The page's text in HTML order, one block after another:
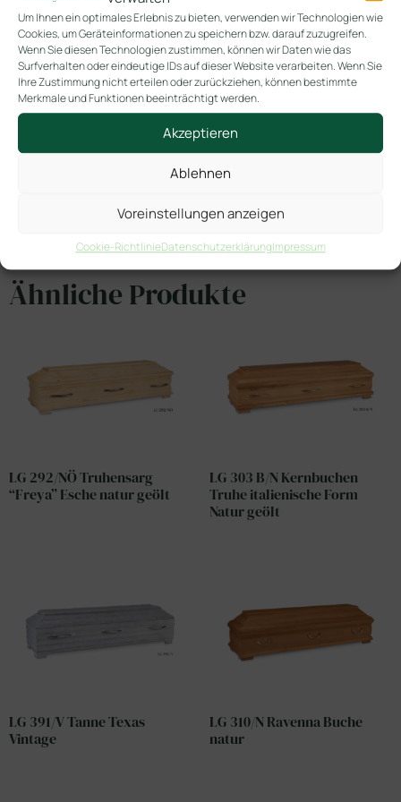
Um Ihnen ein optimales Erlebnis zu bieten, verwenden wir Technologien wie
Cookies, um Geräteinformationen zu speichern bzw. darauf zuzugreifen.
Wenn Sie diesen Technologien zustimmen, können wir Daten wie das
Surfverhalten oder eindeutige IDs auf dieser Website verarbeiten. Wenn Sie
Ihre Zustimmung nicht erteilen oder zurückziehen, können bestimmte
Merkmale und Funktionen beeinträchtigt werden.
Akzeptieren
Ablehnen
Voreinstellungen anzeigen
Cookie-RichtlinieDatenschutzerklärungImpressum
ES 65/N Eschentruhensarg
hier Griffe 770 Edelstahl
SKU
ES 65-N
Kategorien
Andere Hölzer,Esche
In den Warenkorb
Ähnliche Produkte
LG 292/NÖ Truhensarg
“Freya” Esche natur geölt
LG 303 B/N Kernbuchen
Truhe italienische Form
Natur geölt
LG 391/V Tanne Texas
Vintage
LG 310/N Ravenna Buche
natur